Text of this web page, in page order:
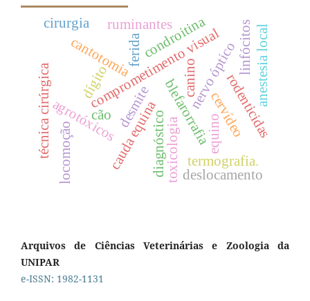
blefarorrafia
cantotomia
comprometimento visual
nervo óptico
ferida
dígito
equino
diagnóstico
cauda equina
canino
agrotóxicos rodenticidas
toxicologia
cervídeo
condroitina
locomoção termografia.
anestesia local
ruminantes
técnica cirúrgica desmite
deslocamento
cirurgia
cão
linfócitos
Arquivos de Ciências Veterinárias e Zoologia da
UNIPAR
e-ISSN: 1982-1131